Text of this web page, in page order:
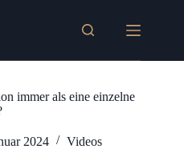
immer als eine einzelne
2024 Videos